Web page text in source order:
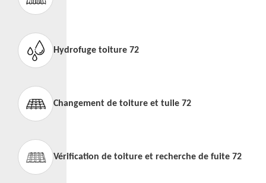
Hydrofuge toiture 72
Changement de toiture et tuile 72
Vérification de toiture et recherche de fuite 72